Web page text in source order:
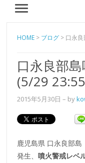
MENU
HOME > ブログ > 口永
口永良部
(5/29 23:55
2015年5月30日 – by
鹿児島県 口永良部
発生、噴火警戒レベ